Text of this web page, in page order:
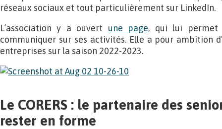
réseaux sociaux et tout particulièrement sur LinkedIn.
L’association y a ouvert une page, qui lui permet
communiquer sur ses activités. Elle a pour ambition
entreprises sur la saison 2022-2023.
Le CORERS : le partenaire des
rester en forme